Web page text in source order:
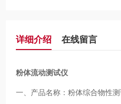
详细介绍 在线留言
粉体流动测试仪
一、产品名称：粉体综合物性